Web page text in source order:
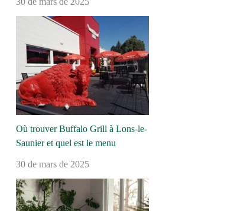
Où trouver Buffalo Grill à Lons-le-
Saunier et quel est le menu
30 de mars de 2025